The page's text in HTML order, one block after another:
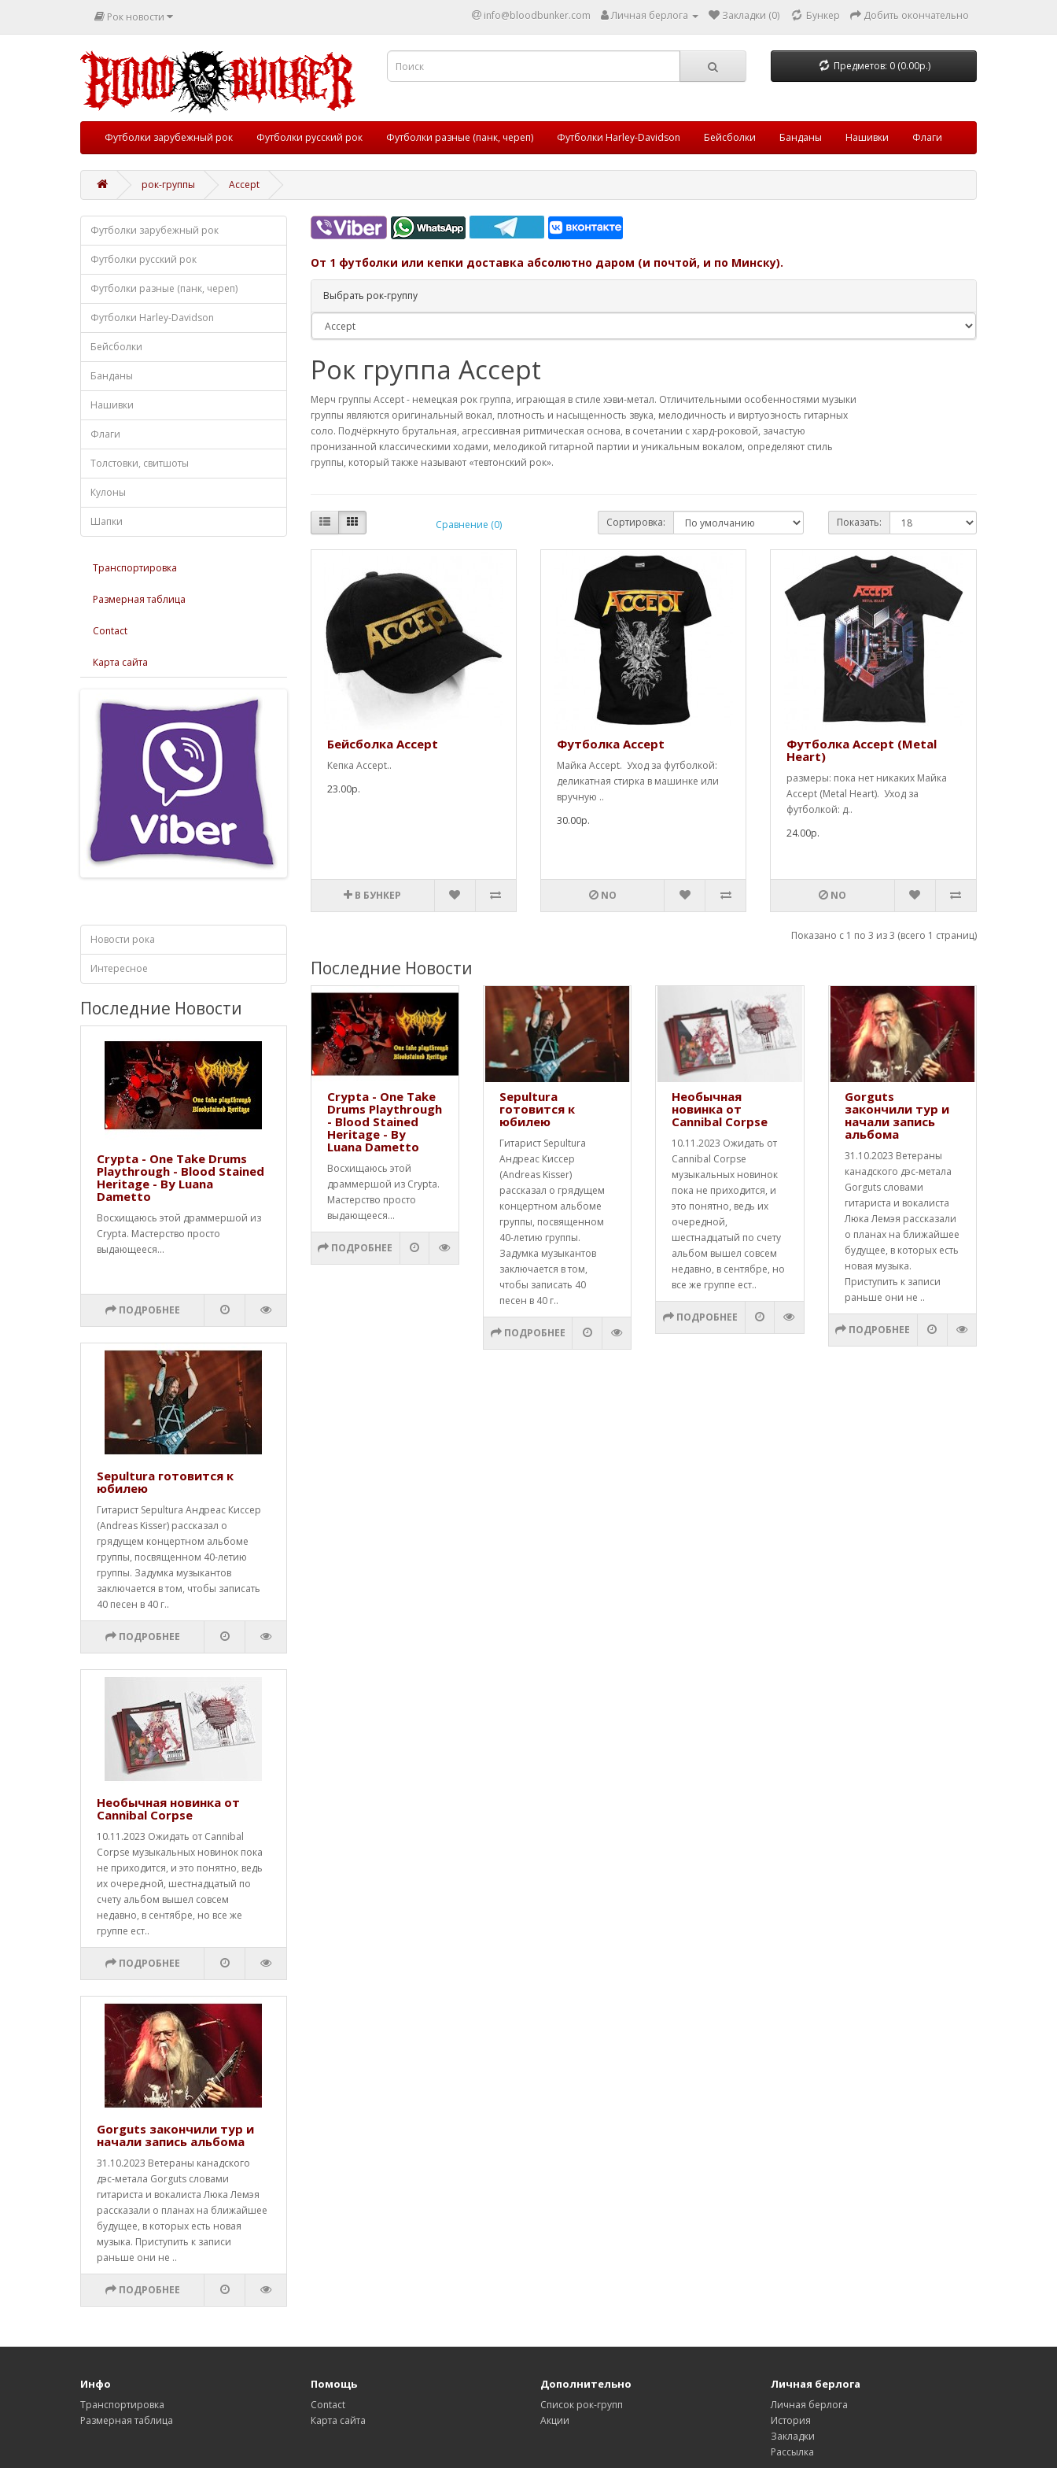
Рок новости info@bloodbunker.com Личная берлога Закладки (0) Бункер Добить окончательно
Предметов: 0 (0.00р.)
Футболки зарубежный рок Футболки русский рок Футболки разные (панк, череп) Футболки Harley-Davidson Бейсболки Банданы Нашивки Флаги
рок-группы Accept
Футболки зарубежный рок
Футболки русский рок
Футболки разные (панк, череп)
Футболки Harley-Davidson
Бейсболки
Банданы
Нашивки
Флаги
Толстовки, свитшоты
Кулоны
Шапки
Транспортировка
Размерная таблица
Contact
Карта сайта
Новости рока
Интересное
Последние Новости
Crypta - One Take Drums
Playthrough - Blood Stained
Heritage - By Luana
Dametto
Восхищаюсь этой драммершой из
Crypta. Мастерство просто
выдающееся...
ПОДРОБНЕЕ
Sepultura готовится к
юбилею
Гитарист Sepultura Андреас Киссер
(Andreas Kisser) рассказал о
грядущем концертном альбоме
группы, посвященном 40-летию
группы. Задумка музыкантов
заключается в том, чтобы записать
40 песен в 40 г..
ПОДРОБНЕЕ
Необычная новинка от
Cannibal Corpse
10.11.2023 Ожидать от Cannibal
Corpse музыкальных новинок пока
не приходится, и это понятно, ведь
их очередной, шестнадцатый по
счету альбом вышел совсем
недавно, в сентябре, но все же
группе ест..
ПОДРОБНЕЕ
Gorguts закончили тур и
начали запись альбома
31.10.2023 Ветераны канадского
дэс-метала Gorguts словами
гитариста и вокалиста Люка Лемэя
рассказали о планах на ближайшее
будущее, в которых есть новая
музыка. Приступить к записи
раньше они не ..
ПОДРОБНЕЕ
От 1 футболки или кепки доставка абсолютно даром (и почтой, и по Минску).
Выбрать рок-группу
Рок группа Accept
Мерч группы Accept - немецкая рок группа, играющая в стиле хэви-метал. Отличительными особенностями музыки
группы являются оригинальный вокал, плотность и насыщенность звука, мелодичность и виртуозность гитарных
соло. Подчёркнуто брутальная, агрессивная ритмическая основа, в сочетании с хард-роковой, зачастую
пронизанной классическими ходами, мелодикой гитарной партии и уникальным вокалом, определяют стиль
группы, который также называют «тевтонский рок».
Сравнение (0) Сортировка: Показать:
Бейсболка Accept
Кепка Accept..
23.00р.
В БУНКЕР
Футболка Accept
Майка Accept. Уход за футболкой:
деликатная стирка в машинке или
вручную ..
30.00р.
NO
Футболка Accept (Metal
Heart)
размеры: пока нет никаких Майка
Accept (Metal Heart). Уход за
футболкой: д..
24.00р.
NO
Показано с 1 по 3 из 3 (всего 1 страниц)
Последние Новости
Crypta - One Take
Drums Playthrough
- Blood Stained
Heritage - By
Luana Dametto
Восхищаюсь этой
драммершой из Crypta.
Мастерство просто
выдающееся...
ПОДРОБНЕЕ
Sepultura
готовится к
юбилею
Гитарист Sepultura
Андреас Киссер
(Andreas Kisser)
рассказал о грядущем
концертном альбоме
группы, посвященном
40-летию группы.
Задумка музыкантов
заключается в том,
чтобы записать 40
песен в 40 г..
ПОДРОБНЕЕ
Необычная
новинка от
Cannibal Corpse
10.11.2023 Ожидать от
Cannibal Corpse
музыкальных новинок
пока не приходится, и
это понятно, ведь их
очередной,
шестнадцатый по счету
альбом вышел совсем
недавно, в сентябре, но
все же группе ест..
ПОДРОБНЕЕ
Gorguts
закончили тур и
начали запись
альбома
31.10.2023 Ветераны
канадского дэс-метала
Gorguts словами
гитариста и вокалиста
Люка Лемэя рассказали
о планах на ближайшее
будущее, в которых есть
новая музыка.
Приступить к записи
раньше они не ..
ПОДРОБНЕЕ
Инфо
Транспортировка
Размерная таблица
Помощь
Contact
Карта сайта
Дополнительно
Список рок-групп
Акции
Личная берлога
Личная берлога
История
Закладки
Рассылка